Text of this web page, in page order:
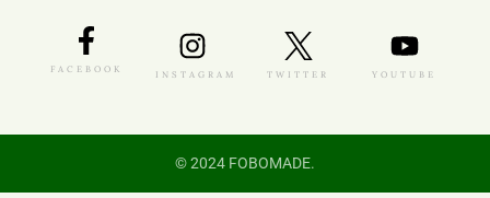
FACEBOOK INSTAGRAM TWITTER YOUTUBE
© 2024 FOBOMADE.